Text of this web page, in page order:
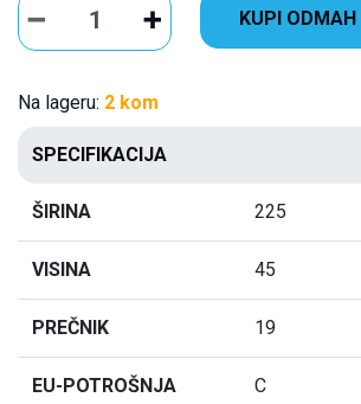
KUPI ODMAH
Na lageru: 2 kom
SPECIFIKACIJA
ŠIRINA 225
VISINA 45
PREČNIK 19
EU-POTROŠNJA C